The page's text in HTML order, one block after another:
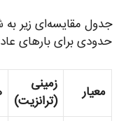
جدول مقایسه‌ای زیر
حدودی برای بارهای
معیار
زمینی
(ترانزیت)